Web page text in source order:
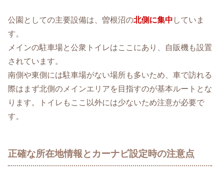
公園としての主要設備は、曽根沼の北側に集中 していま
す。
メインの駐車場と公衆トイレはここにあり、自販機も設置
されています。
南側や東側には駐車場がない場所も多いため、車で訪れる
際はまず北側のメインエリアを目指すのが基本ルートとな
ります。トイレもここ以外には少ないため注意が必要で
す。
正確な所在地情報とカーナビ設定時の注意点